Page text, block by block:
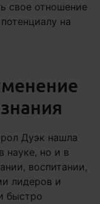
свое отношение
на
Дуэк нашла
науке, но и в
воспитании,
лидеров и
быстро